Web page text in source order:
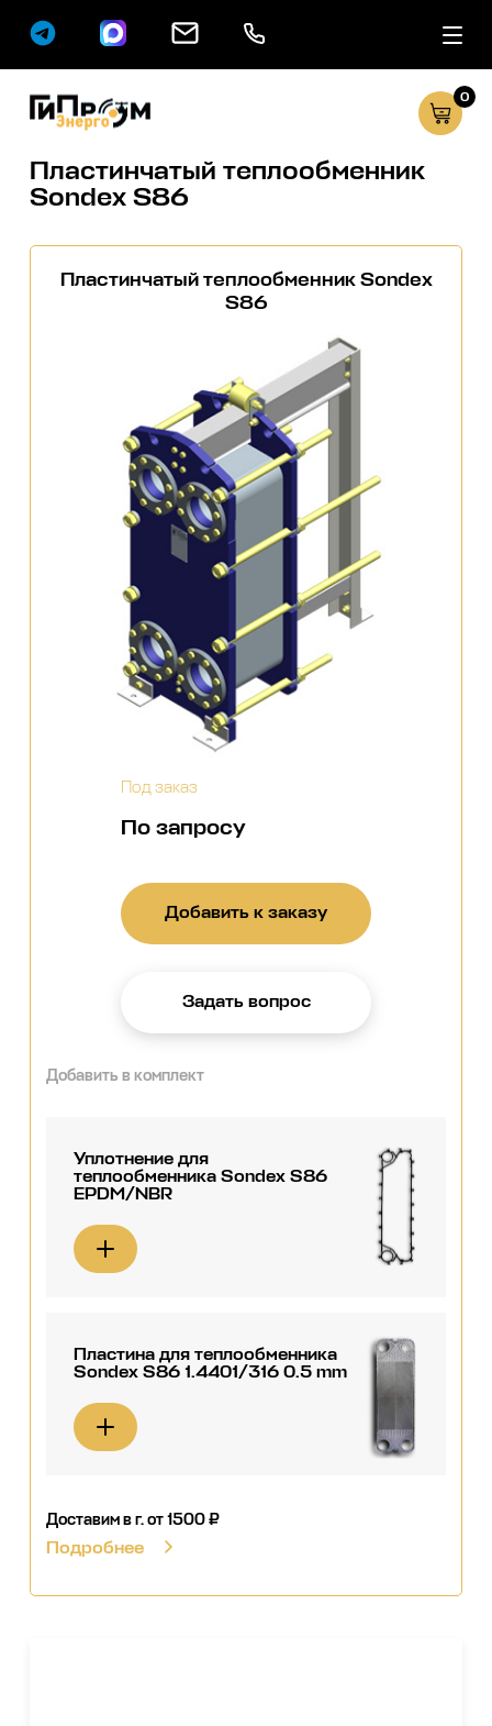
Сервисные
0
Пластинчатый теплообменник
Sondex S86
Пластинчатый теплообменник Sondex
S86
Под заказ
По запросу
Добавить к заказу
Задать вопрос
Добавить в комплект
Уплотнение для
теплообменника Sondex S86
EPDM/NBR
Пластина для теплообменника
Sondex S86 1.4401/316 0.5 mm
Доставим в г.от 1500 ₽
Подробнее